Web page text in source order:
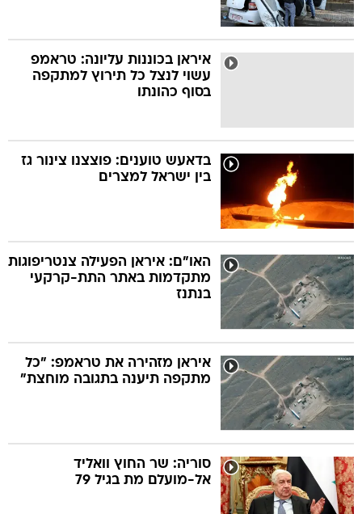
איראן בכוננות עליונה: טראמפ
עשוי לנצל כל תירוץ למתקפה
בסוף כהונתו
בדאעש טוענים: פוצצנו צינור גז
בין ישראל למצרים
האו"ם: איראן הפעילה צנטריפוגות
מתקדמות באתר התת-קרקעי
בנתנז
איראן מזהירה את טראמפ: "כל
מתקפה תיענה בתגובה מוחצת"
סוריה: שר החוץ וואליד
אל-מועלם מת בגיל 79